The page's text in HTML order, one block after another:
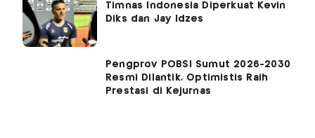
Timnas Indonesia Diperkuat Kevin
Diks dan Jay Idzes
Pengprov POBSI Sumut 2026-2030
Resmi Dilantik, Optimistis Raih
Prestasi di Kejurnas